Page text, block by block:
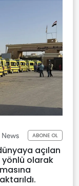
ABONE OL
açılan
yönlü olarak